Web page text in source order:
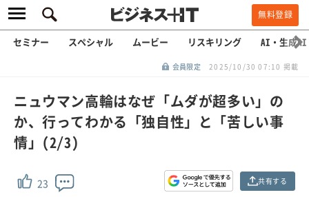
無料登録
セミナー スペシャル ムービー リスキリング AI・生成AI
会員限定 2025/10/30 07:10 掲載
ニュウマン高輪はなぜ「ムダが超多い」の
か、行ってわかる「独自性」と「苦しい事
情」(2/3)
23 共有する